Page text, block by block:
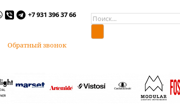
+7 931 396 37 66
Обратный звонок